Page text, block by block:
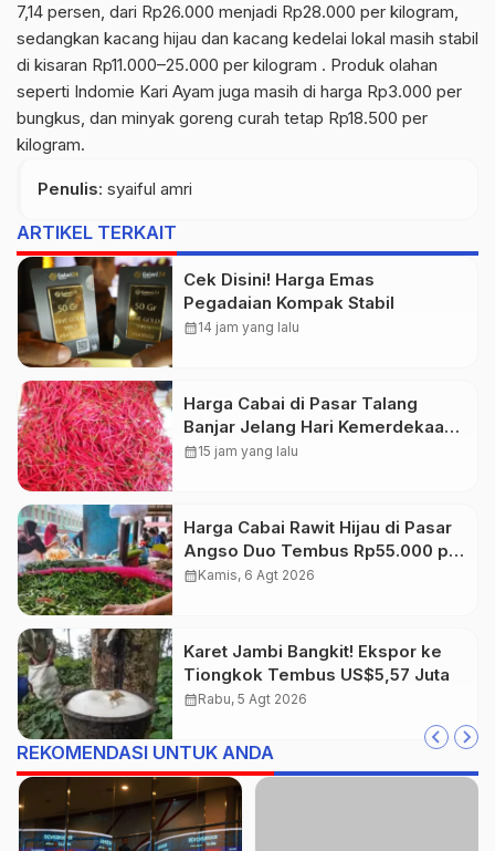
7,14 persen, dari Rp26.000 menjadi Rp28.000 per kilogram,
sedangkan kacang hijau dan kacang kedelai lokal masih stabil
di kisaran Rp11.000–25.000 per kilogram . Produk olahan
seperti Indomie Kari Ayam juga masih di harga Rp3.000 per
bungkus, dan minyak goreng curah tetap Rp18.500 per
kilogram.
Penulis: syaiful amri
ARTIKEL TERKAIT
Cek Disini! Harga Emas
Pegadaian Kompak Stabil
calendar_month14 jam yang lalu
Harga Cabai di Pasar Talang
Banjar Jelang Hari Kemerdekaan
RI Turun 20 Persen
calendar_month15 jam yang lalu
Harga Cabai Rawit Hijau di Pasar
Angso Duo Tembus Rp55.000 per
Kilogram
calendar_monthKamis, 6 Agt 2026
Karet Jambi Bangkit! Ekspor ke
Tiongkok Tembus US$5,57 Juta
calendar_monthRabu, 5 Agt 2026
REKOMENDASI UNTUK ANDA